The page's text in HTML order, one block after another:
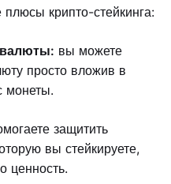
крипто-стейкинга:
вы можете
просто вложив в
монеты.
защитить
вы стейкируете,
ценность.